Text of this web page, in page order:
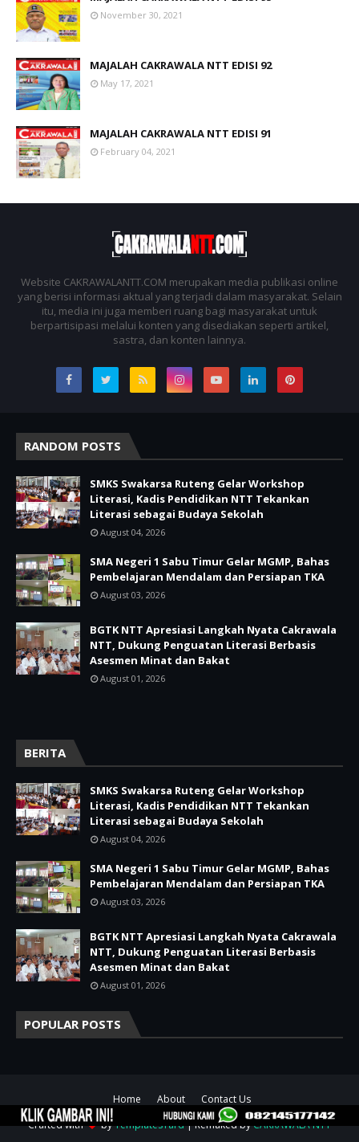
November 30, 2021
MAJALAH CAKRAWALA NTT EDISI 92
May 17, 2021
MAJALAH CAKRAWALA NTT EDISI 91
February 04, 2021
Website CAKRAWALANTT.COM merupakan media publikasi online
yang berisi informasi aktual yang terjadi dalam masyarakat. Selain
itu, media ini juga memberi ruang bagi masyarakat untuk
berpartisipasi melalui konten yang disediakan seperti artikel,
sastra, dan konten lainnya.
RANDOM POSTS
SMKS Swakarsa Ruteng Gelar Workshop
Literasi, Kadis Pendidikan NTT Tekankan
Literasi sebagai Budaya Sekolah
August 04, 2026
SMA Negeri 1 Sabu Timur Gelar MGMP, Bahas
Pembelajaran Mendalam dan Persiapan TKA
August 03, 2026
BGTK NTT Apresiasi Langkah Nyata Cakrawala
NTT, Dukung Penguatan Literasi Berbasis
Asesmen Minat dan Bakat
August 01, 2026
BERITA
SMKS Swakarsa Ruteng Gelar Workshop
Literasi, Kadis Pendidikan NTT Tekankan
Literasi sebagai Budaya Sekolah
August 04, 2026
SMA Negeri 1 Sabu Timur Gelar MGMP, Bahas
Pembelajaran Mendalam dan Persiapan TKA
August 03, 2026
BGTK NTT Apresiasi Langkah Nyata Cakrawala
NTT, Dukung Penguatan Literasi Berbasis
Asesmen Minat dan Bakat
August 01, 2026
POPULAR POSTS
Home About
Contact Us
Crafted with
byTemplatesYard| Remaked byCAKRAWALA NTT